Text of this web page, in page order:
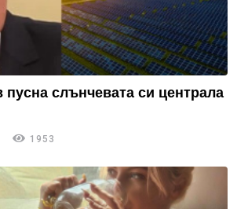
слънчевата си централа
1953